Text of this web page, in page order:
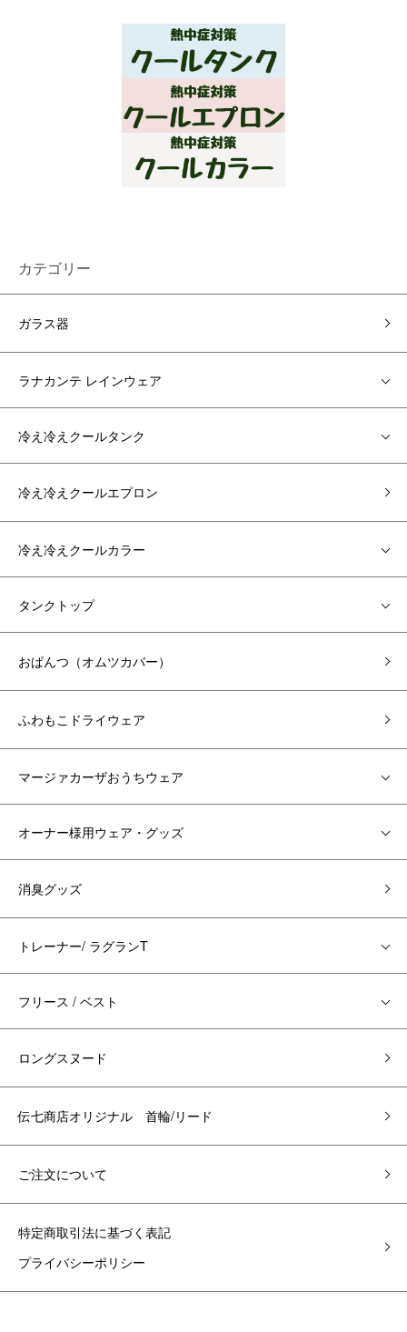
カテゴリー
ガラス器
ラナカンテ レインウェア
冷え冷えクールタンク
冷え冷えクールエプロン
冷え冷えクールカラー
タンクトップ
おぱんつ（オムツカバー）
ふわもこドライウェア
マージァカーザおうちウェア
オーナー様用ウェア・グッズ
消臭グッズ
トレーナー/ ラグランT
フリース / ベスト
ロングスヌード
伝七商店オリジナル 首輪/リード
ご注文について
特定商取引法に基づく表記
プライバシーポリシー